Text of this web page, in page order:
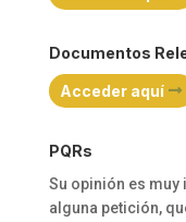
Documentos
Acceder aquí
PQRs
Su opinión es
alguna petición,